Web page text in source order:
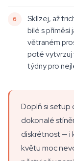
Sklízej, až
bílé s příměsí
větraném
poté vytvrzuj
týdny pro
Doplň si setup
dokonalé
diskrétnost — i
květu moc